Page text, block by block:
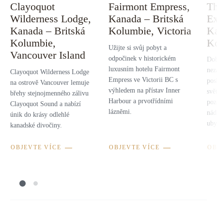
Clayoquot
Wilderness Lodge,
Kanada – Britská
Kolumbie,
Vancouver Island
Clayoquot Wilderness Lodge
na ostrově Vancouver lemuje
břehy stejnojmenného zálivu
Clayoquot Sound a nabízí
únik do krásy odlehlé
kanadské divočiny.
OBJEVTE VÍCE
Fairmont Empress,
Kanada – Britská
Kolumbie, Victoria
Užijte si svůj pobyt a
odpočinek v historickém
luxusním hotelu Fairmont
Empress ve Victorii BC s
výhledem na přístav Inner
Harbour a prvotřídními
lázněmi.
OBJEVTE VÍCE